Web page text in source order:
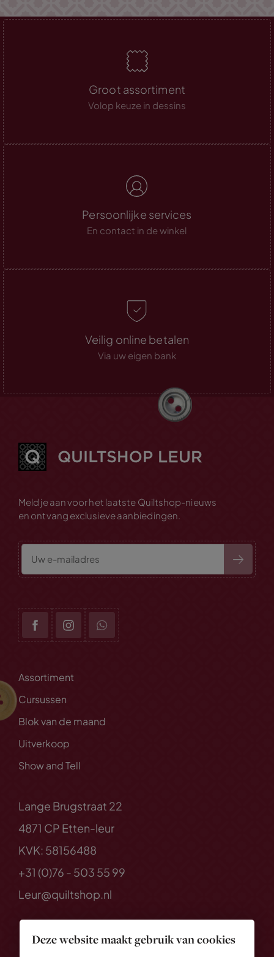
Deze website maakt gebruik van cookies
Groot assortiment
Volop keuze in dessins
Persoonlijke services
En contact in de winkel
Veilig online betalen
Via uw eigen bank
Meld je aan voor het laatste Quiltshop-nieuws
en ontvang exclusieve aanbiedingen.
Assortiment
Cursussen
Blok van de maand
Uitverkoop
Show and Tell
Lange Brugstraat 22
4871 CP Etten-leur
KVK: 58156488
+31 (0)76 - 503 55 99
Leur@quiltshop.nl